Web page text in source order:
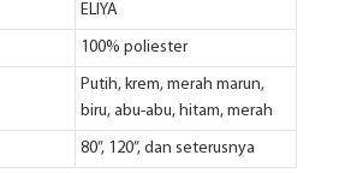
ELIYA
100% poliester
Putih, krem, merah marun,
biru, abu-abu, hitam, merah
80”, 120”, dan seterusnya